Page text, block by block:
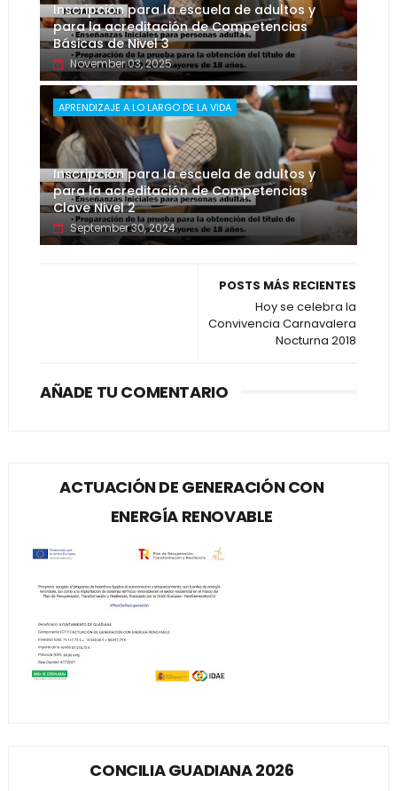
Inscripción para la escuela de adultos y
para la acreditación de Competencias
Básicas de Nivel 3
November 03, 2025
APRENDIZAJE A LO LARGO DE LA VIDA
Inscripción para la escuela de adultos y
para la acreditación de Competencias
Clave Nivel 2
September 30, 2024
POSTS MÁS RECIENTES
Hoy se celebra la
Convivencia Carnavalera
Nocturna 2018
AÑADE TU COMENTARIO
ACTUACIÓN DE GENERACIÓN CON
ENERGÍA RENOVABLE
CONCILIA GUADIANA 2026